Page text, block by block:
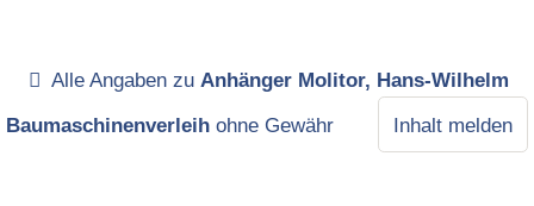
Alle Angaben zu Anhänger Molitor, Hans-Wilhelm
Baumaschinenverleih ohne Gewähr Inhalt melden